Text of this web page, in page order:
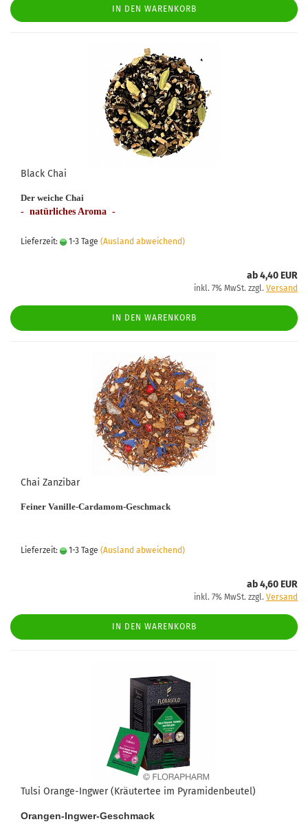
IN DEN WARENKORB
Black Chai
Der weiche Chai
- natürliches Aroma -
Lieferzeit: 1-3 Tage (Ausland abweichend)
ab 4,40 EUR
inkl. 7% MwSt. zzgl. Versand
IN DEN WARENKORB
Chai Zanzibar
Feiner Vanille-Cardamom-Geschmack
Lieferzeit: 1-3 Tage (Ausland abweichend)
ab 4,60 EUR
inkl. 7% MwSt. zzgl. Versand
IN DEN WARENKORB
Tulsi Orange-Ingwer (Kräutertee im Pyramidenbeutel)
Orangen-Ingwer-Geschmack